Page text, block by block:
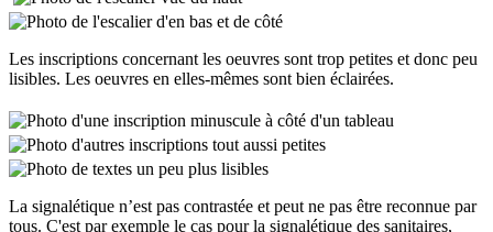
Les inscriptions concernant les oeuvres sont trop petites et donc peu
lisibles. Les oeuvres en elles-mêmes sont bien éclairées.
La signalétique n’est pas contrastée et peut ne pas être reconnue par
tous. C'est par exemple le cas pour la signalétique des sanitaires,